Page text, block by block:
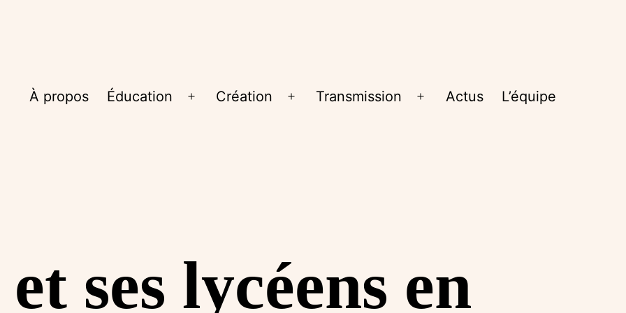
À propos Éducation
Ouvrir
Création
Ouvrir
Transmission
Ouvrir
Actus L’équipe
ses lycéens en